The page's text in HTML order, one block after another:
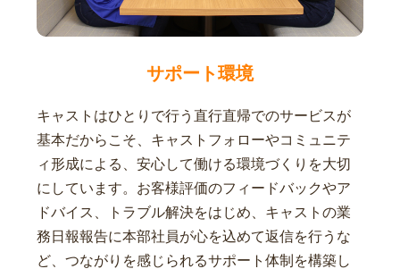
サポート環境
キャストはひとりで行う直行直帰でのサービスが
基本だからこそ、キャストフォローやコミュニテ
ィ形成による、安心して働ける環境づくりを大切
にしています。お客様評価のフィードバックやア
ドバイス、トラブル解決をはじめ、キャストの業
務日報報告に本部社員が心を込めて返信を行うな
ど、つながりを感じられるサポート体制を構築し